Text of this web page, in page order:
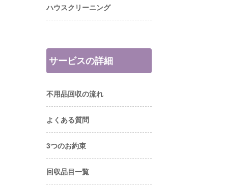
ハウスクリーニング
サービスの詳細
不用品回収の流れ
よくある質問
3つのお約束
回収品目一覧